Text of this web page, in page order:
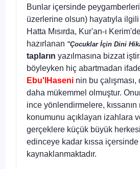
Bunlar içer­sinde
üzerlerine olsun) haya­tıyla ilgili
Hatta Mısırda, Kur'an-ı
hazırlanan "Çocuklar İçin Dini
tapların yazılmasına bizzat
böyleyken hiç abartmadan
Ebu'lHaseni nin bu
daha mükemmel olmuştur.
ince yönlendirmelere, kıssanın
konu­munu açıklayan izahlara
gerçeklere küçük büyük
edinceye kadar kıssa
kaynaklanmaktadır.